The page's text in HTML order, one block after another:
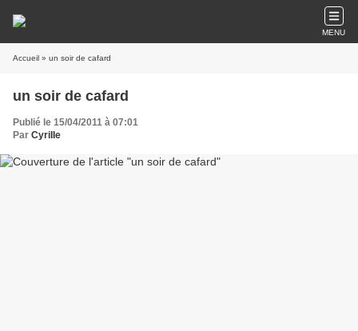
MENU
Accueil » un soir de cafard
un soir de cafard
Publié le 15/04/2011 à 07:01
Par CyriIIe